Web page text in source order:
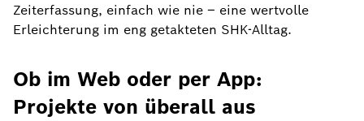
Zeiterfassung, einfach wie nie – eine wertvolle
Erleichterung im eng getakteten SHK-Alltag.
Ob im Web oder per App:
Projekte von überall aus